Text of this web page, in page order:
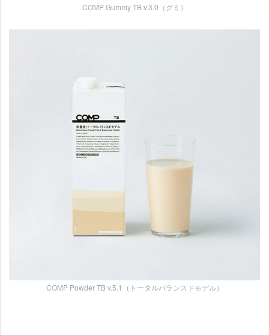
COMP Gummy TB v.3.0（グミ）
COMP Powder TB v.5.1（トータルバランスドモデル）